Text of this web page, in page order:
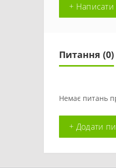
+ Написати
Питання (0)
Немає питань
+ Додати